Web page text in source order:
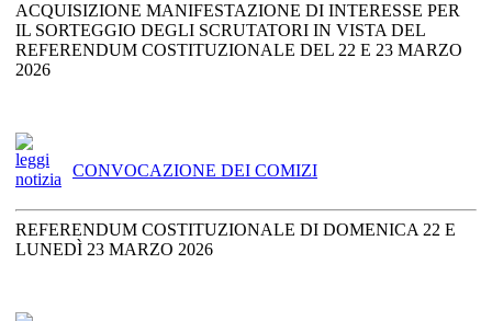
ACQUISIZIONE MANIFESTAZIONE DI INTERESSE PER
IL SORTEGGIO DEGLI SCRUTATORI IN VISTA DEL
REFERENDUM COSTITUZIONALE DEL 22 E 23 MARZO
2026
CONVOCAZIONE DEI COMIZI
REFERENDUM COSTITUZIONALE DI DOMENICA 22 E
LUNEDÌ 23 MARZO 2026